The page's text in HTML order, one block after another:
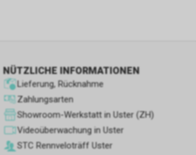
NÜTZLICHE INFORMATIONEN
Lieferung, Rücknahme
Zahlungsarten
Showroom-Werkstatt in Uster (ZH)
Videoüberwachung in Uster
STC Rennve­loträff Uster